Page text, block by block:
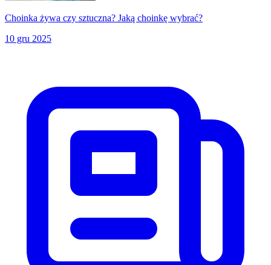
Choinka żywa czy sztuczna? Jaką choinkę wybrać?
10 gru 2025